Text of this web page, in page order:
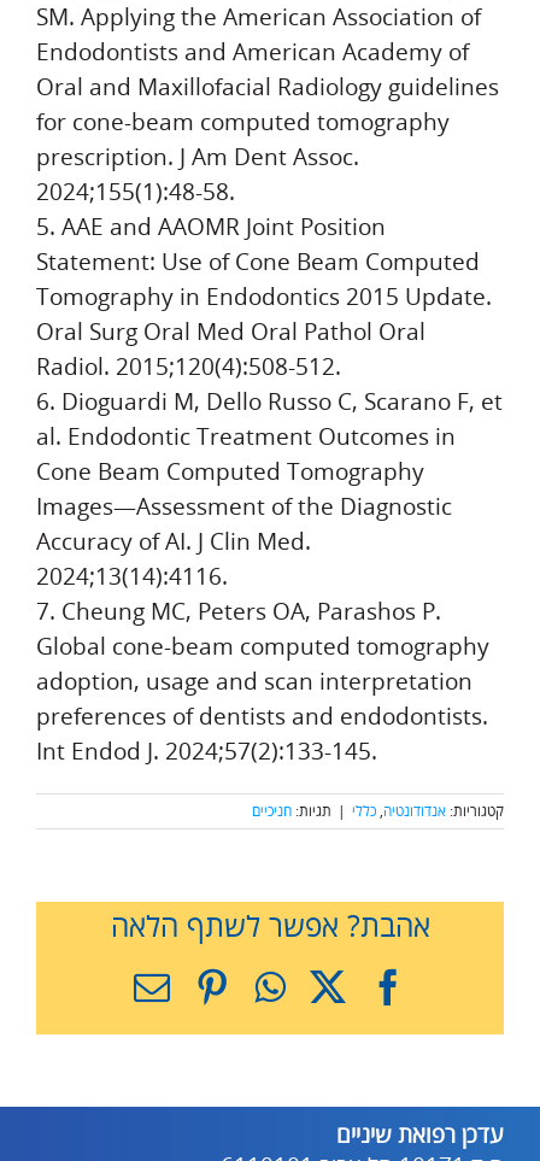
SM. Applying the American Association of
Endodontists and American Academy of
Oral and Maxillofacial Radiology guidelines
for cone-beam computed tomography
prescription. J Am Dent Assoc.
2024;155(1):48-58.
5. AAE and AAOMR Joint Position
Statement: Use of Cone Beam Computed
Tomography in Endodontics 2015 Update.
Oral Surg Oral Med Oral Pathol Oral
Radiol. 2015;120(4):508-512.
6. Dioguardi M, Dello Russo C, Scarano F, et
al. Endodontic Treatment Outcomes in
Cone Beam Computed Tomography
Images—Assessment of the Diagnostic
Accuracy of AI. J Clin Med.
2024;13(14):4116.
7. Cheung MC, Peters OA, Parashos P.
Global cone-beam computed tomography
adoption, usage and scan interpretation
preferences of dentists and endodontists.
Int Endod J. 2024;57(2):133-145.
קטגוריות: אנדודונטיה,כללי | תגיות: חניכיים
אהבת? אפשר לשתף הלאה
Facebook
X
WhatsApp
Pinterest
כתובת
עדכן רפואת שיניים